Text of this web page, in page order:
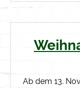
Ab dem 13.